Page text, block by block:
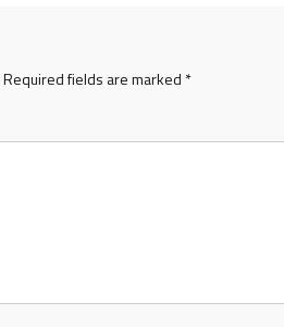
Required fields are marked *